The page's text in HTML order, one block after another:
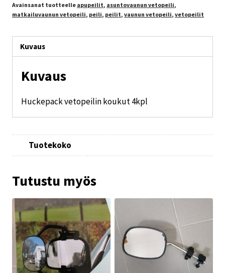
Avainsanat tuotteelle apupeilit, asuntovaunun vetopeili,
matkailuvaunun vetopeili, peili, peilit, vaunun vetopeili, vetopeilit
Kuvaus
Kuvaus
Huckepack vetopeilin koukut 4kpl
Tuotekoko
Tutustu myös